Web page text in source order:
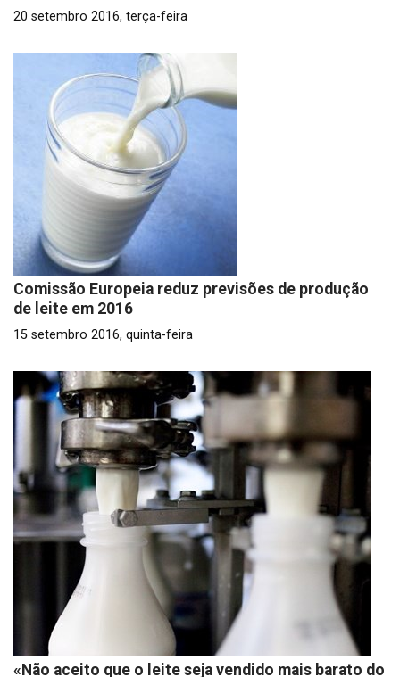
20 setembro 2016, terça-feira
Comissão Europeia reduz previsões de produção
de leite em 2016
15 setembro 2016, quinta-feira
«Não aceito que o leite seja vendido mais barato do